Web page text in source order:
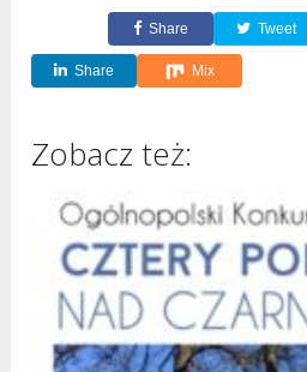
Share Tweet
Share Mix
Zobacz też: